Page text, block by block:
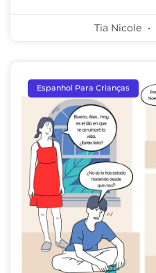
Tia Nicole
Espanhol Para Crianças